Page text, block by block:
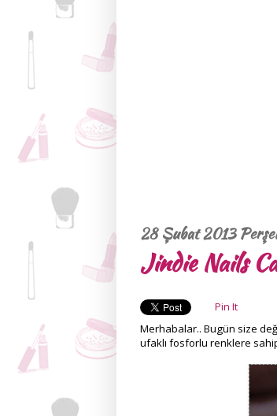
28 Şubat 2013
Jindie Nails
Pin It
Merhabalar.. Bugün size
ufaklı fosforlu renklere